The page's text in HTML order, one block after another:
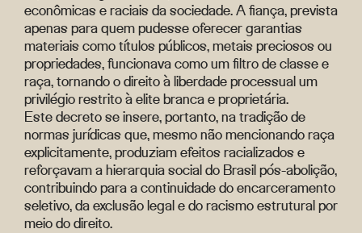
econômicas e raciais da sociedade. A fiança, prevista
apenas para quem pudesse oferecer garantias
materiais como títulos públicos, metais preciosos ou
propriedades, funcionava como um filtro de classe e
raça, tornando o direito à liberdade processual um
privilégio restrito à elite branca e proprietária.
Este decreto se insere, portanto, na tradição de
normas jurídicas que, mesmo não mencionando raça
explicitamente, produziam efeitos racializados e
reforçavam a hierarquia social do Brasil pós-abolição,
contribuindo para a continuidade do encarceramento
seletivo, da exclusão legal e do racismo estrutural por
meio do direito.